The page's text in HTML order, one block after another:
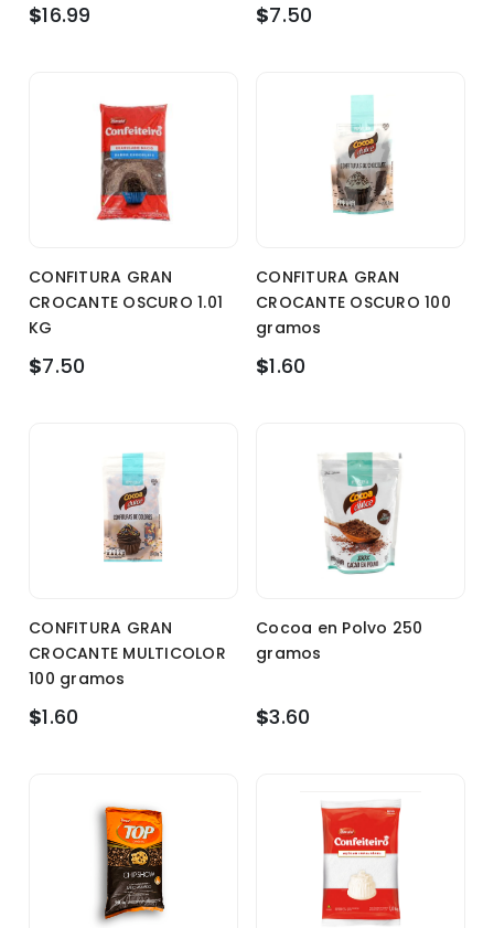
$16.99 $7.50
CONFITURA GRAN
CROCANTE OSCURO 1.01
KG
$7.50
CONFITURA GRAN
CROCANTE OSCURO 100
gramos
$1.60
CONFITURA GRAN
CROCANTE MULTICOLOR
100 gramos
$1.60
Cocoa en Polvo 250
gramos
$3.60